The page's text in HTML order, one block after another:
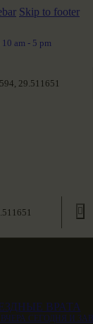
Skip to footer
am - 5 pm
29.511651
ВРАТА
СЕГОДНЯ И